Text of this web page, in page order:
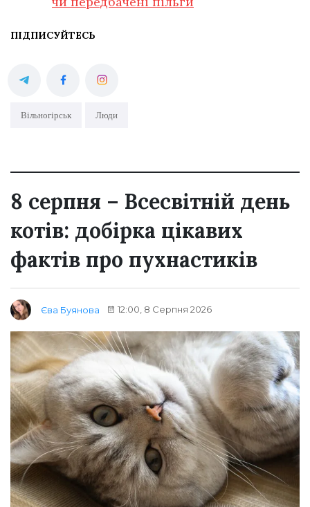
ПІДПИСУЙТЕСЬ
Вільногірськ Люди
8 серпня – Всесвітній день
котів: добірка цікавих
фактів про пухнастиків
Єва Буянова 12:00, 8 Серпня 2026